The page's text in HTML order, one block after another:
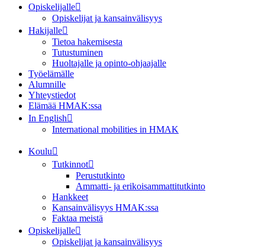
Opiskelijalle
Opiskelijat ja kansainvälisyys
Hakijalle
Tietoa hakemisesta
Tutustuminen
Huoltajalle ja opinto-ohjaajalle
Työelämälle
Alumnille
Yhteystiedot
Elämää HMAK:ssa
In English
International mobilities in HMAK
Koulu
Tutkinnot
Perustutkinto
Ammatti- ja erikoisammattitutkinto
Hankkeet
Kansainvälisyys HMAK:ssa
Faktaa meistä
Opiskelijalle
Opiskelijat ja kansainvälisyys